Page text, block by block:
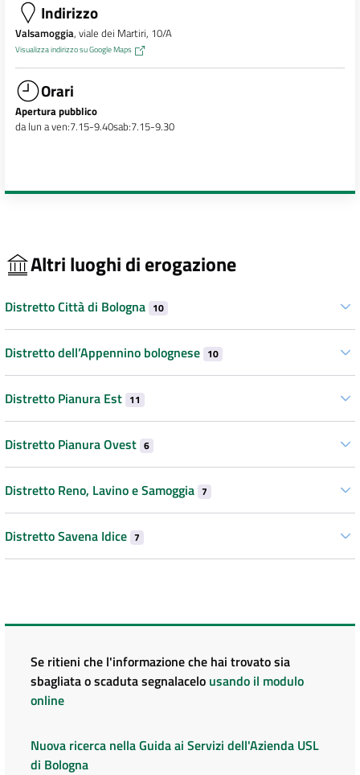
Indirizzo
Valsamoggia, viale dei Martiri, 10/A
Visualizza indirizzo su Google Maps
Orari
Apertura pubblico
da lun a ven:7.15-9.40sab:7.15-9.30
Altri luoghi di erogazione
Distretto Città di Bologna 10
Distretto dell’Appennino bolognese 10
Distretto Pianura Est 11
Distretto Pianura Ovest 6
Distretto Reno, Lavino e Samoggia 7
Distretto Savena Idice 7
Se ritieni che l'informazione che hai trovato sia
sbagliata o scaduta segnalacelo usando il modulo
online
Nuova ricerca nella Guida ai Servizi dell'Azienda USL
di Bologna